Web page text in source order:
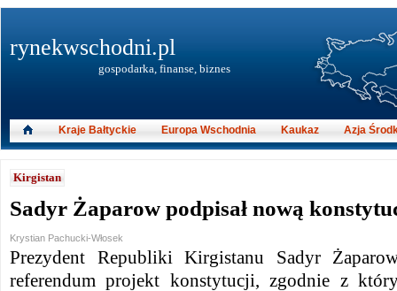
Kirgistan
Sadyr Żaparow podpisał nową
Krystian Pachucki-Włosek
Prezydent Republiki Kirgistanu Sadyr
referendum projekt konstytucji, zgodnie z
rynekwschodni.pl
gospodarka, finanse, biznes
Kraje Bałtyckie Europa Wschodnia Kaukaz Azja